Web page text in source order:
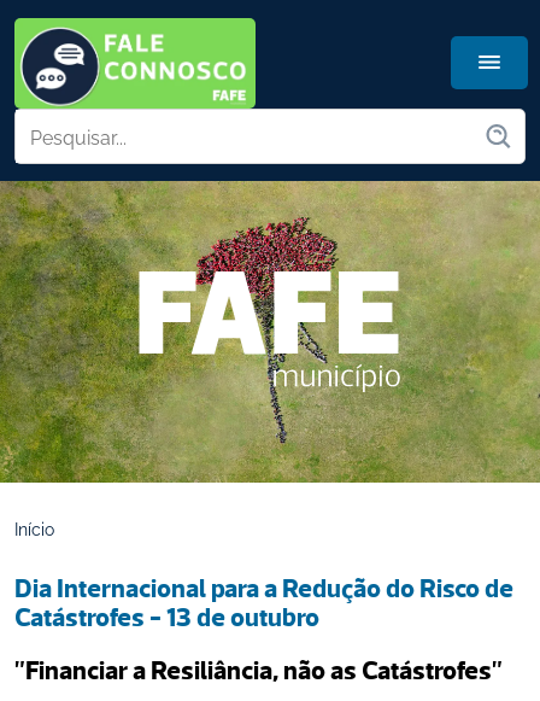
Início
Dia Internacional para a Redução do Risco de
Catástrofes - 13 de outubro
"Financiar a Resiliância, não as Catástrofes"